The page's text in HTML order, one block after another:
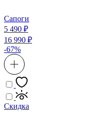
Сапоги
5 490 ₽
16 990 ₽
-67%
Скидка